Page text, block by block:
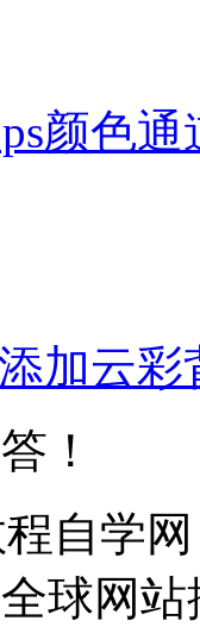
颜色
加云彩
！
自学
球网